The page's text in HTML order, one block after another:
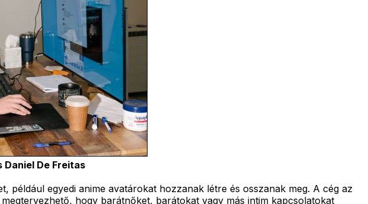
Daniel De Freitas
például egyedi anime avatárokat hozzanak létre és osszanak meg. A cég az
hogy barátnőket, barátokat vagy más intim kapcsolatokat